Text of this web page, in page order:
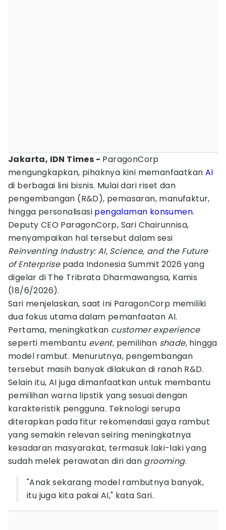
Jakarta, IDN Times - ParagonCorp
mengungkapkan, pihaknya kini memanfaatkan AI
di berbagai lini bisnis. Mulai dari riset dan
pengembangan (R&D), pemasaran, manufaktur,
hingga personalisasi pengalaman konsumen.
Deputy CEO ParagonCorp, Sari Chairunnisa,
menyampaikan hal tersebut dalam sesi
Reinventing Industry: AI, Science, and the Future
of Enterprisepada Indonesia Summit 2026 yang
digelar di The Tribrata Dharmawangsa, Kamis
(18/6/2026).
Sari menjelaskan, saat ini ParagonCorp memiliki
dua fokus utama dalam pemanfaatan AI.
Pertama, meningkatkan customer experience
seperti membantu event, pemilihan shade, hingga
model rambut. Menurutnya, pengembangan
tersebut masih banyak dilakukan di ranah R&D.
Selain itu, AI juga dimanfaatkan untuk membantu
pemilihan warna lipstik yang sesuai dengan
karakteristik pengguna. Teknologi serupa
diterapkan pada fitur rekomendasi gaya rambut
yang semakin relevan seiring meningkatnya
kesadaran masyarakat, termasuk laki-laki yang
sudah melek perawatan diri dan grooming.
"Anak sekarang model rambutnya banyak,
itu juga kita pakai AI," kata Sari.